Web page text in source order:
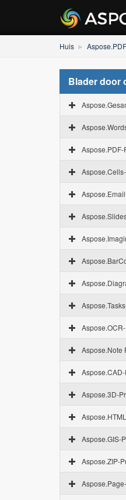
Huis
Blader door
Aspose.Note
Aspose.3D-
Aspose.GIS-
Aspose.ZIP-